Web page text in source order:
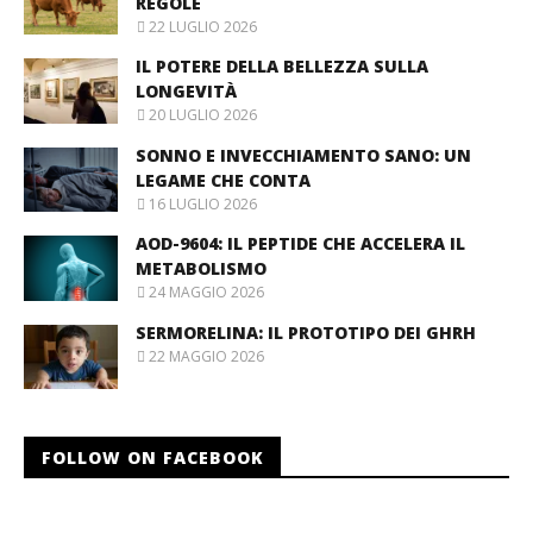
22 LUGLIO 2026
IL POTERE DELLA BELLEZZA SULLA
LONGEVITÀ
20 LUGLIO 2026
SONNO E INVECCHIAMENTO SANO: UN
LEGAME CHE CONTA
16 LUGLIO 2026
AOD-9604: IL PEPTIDE CHE ACCELERA IL
METABOLISMO
24 MAGGIO 2026
SERMORELINA: IL PROTOTIPO DEI GHRH
22 MAGGIO 2026
FOLLOW ON FACEBOOK